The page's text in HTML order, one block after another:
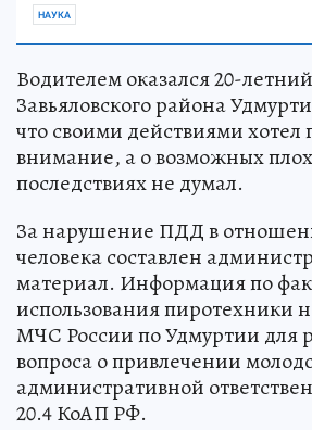
НАУКА
Водителем оказался 20-
Завьяловского района
что своими действиями хотел
внимание, а о возможных
последствиях не думал.
За нарушение ПДД в
человека составлен
материал. Информация по
использования пиротехники
МЧС России по Удмуртии для
вопроса о привлечении
административной
20.4 КоАП РФ.